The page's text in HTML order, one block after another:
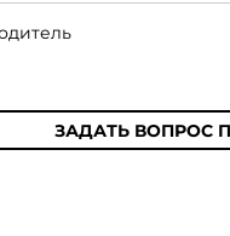
ЗАДАТЬ ВОПРОС